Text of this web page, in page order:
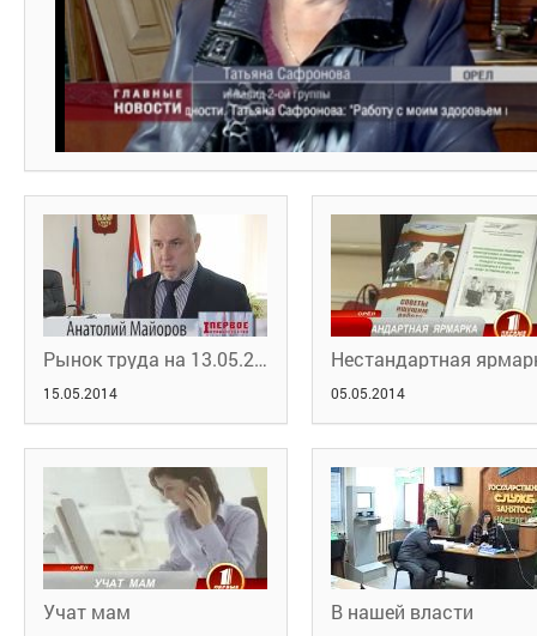
Рынок труда на 13.05.2014
15.05.2014 05.05.2014
Учат мам В нашей власти